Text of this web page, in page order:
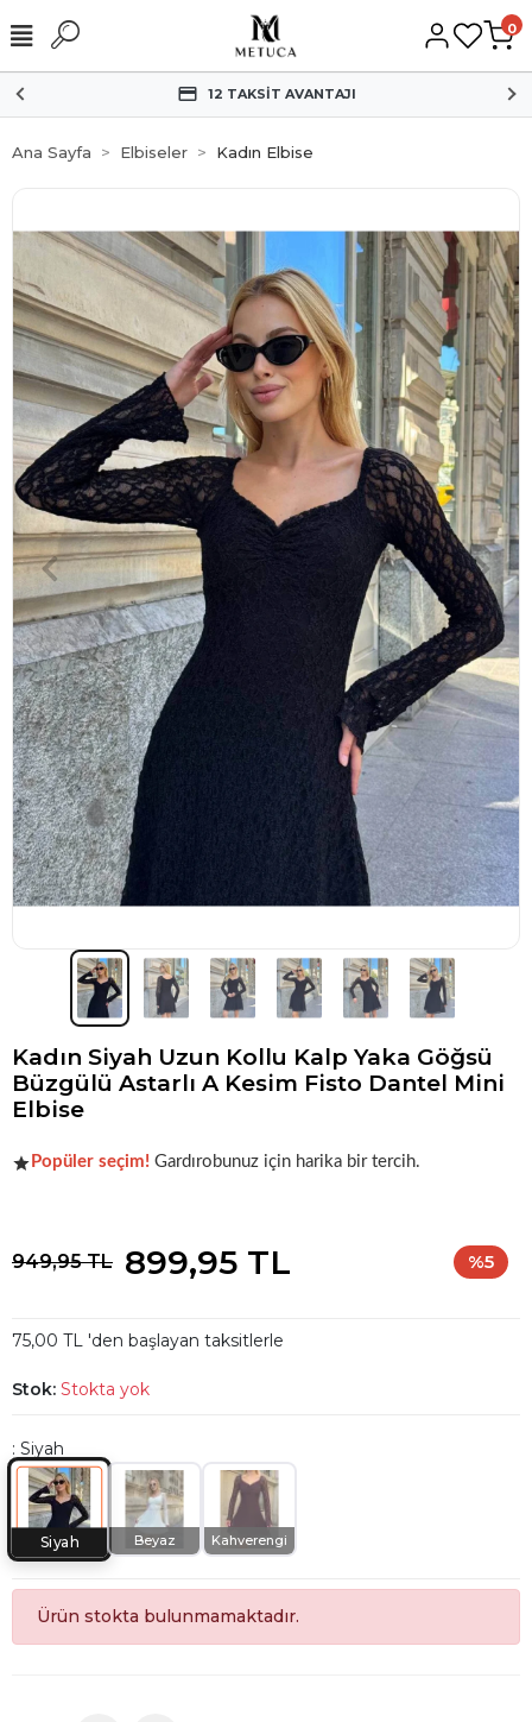
0
HIZLI KARGO
Ana Sayfa Elbiseler Kadın Elbise
Kadın Siyah Uzun Kollu Kalp Yaka Göğsü
Büzgülü Astarlı A Kesim Fisto Dantel Mini
Elbise
Şu anda
Popüler seçim! Gardırobunuz için harika bir tercih.
949,95 TL 899,95 TL %5
75,00 TL 'den başlayan taksitlerle
Stok: Stokta yok
: Siyah
Siyah Beyaz Kahverengi
Ürün stokta bulunmamaktadır.